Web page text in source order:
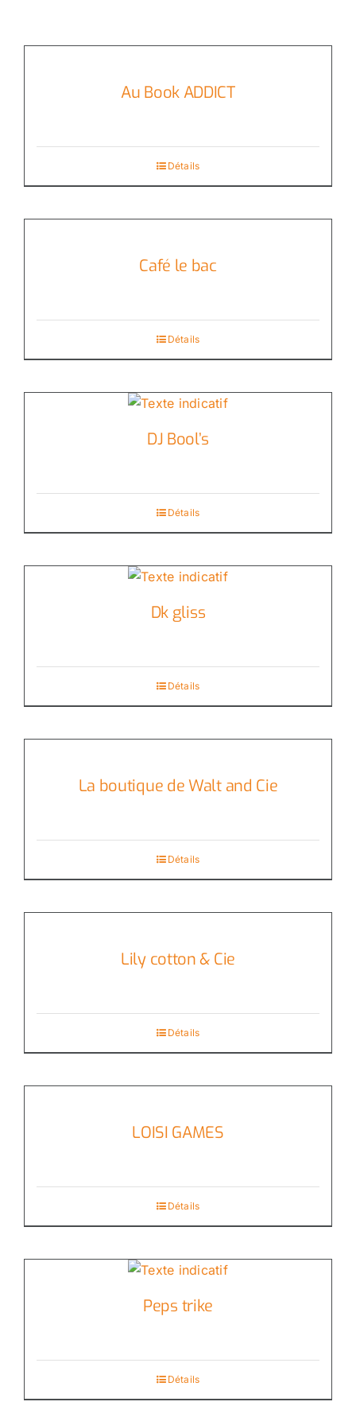
Au Book ADDICT
Détails
Café le bac
Détails
DJ Bool’s
Détails
Dk gliss
Détails
La boutique de Walt and Cie
Détails
Lily cotton & Cie
Détails
LOISI GAMES
Détails
Peps trike
Détails